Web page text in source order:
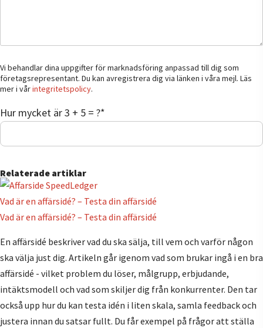
Vi behandlar dina uppgifter för marknadsföring anpassad till dig som
företagsrepresentant. Du kan avregistrera dig via länken i våra mejl. Läs
mer i vårintegritetspolicy.
Hur mycket är 3 + 5 = ?*
Relaterade artiklar
Vad är en affärsidé? – Testa din affärsidé
Vad är en affärsidé? – Testa din affärsidé
En affärsidé beskriver vad du ska sälja, till vem och varför någon
ska välja just dig. Artikeln går igenom vad som brukar ingå i en bra
affärsidé - vilket problem du löser, målgrupp, erbjudande,
intäktsmodell och vad som skiljer dig från konkurrenter. Den tar
också upp hur du kan testa idén i liten skala, samla feedback och
justera innan du satsar fullt. Du får exempel på frågor att ställa